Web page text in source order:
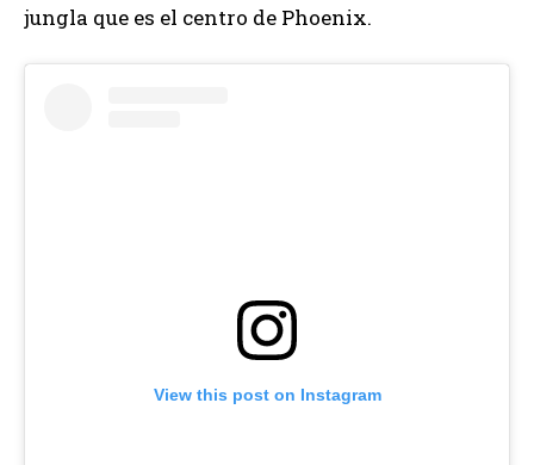
jungla que es el centro de Phoenix.
View this post on Instagram